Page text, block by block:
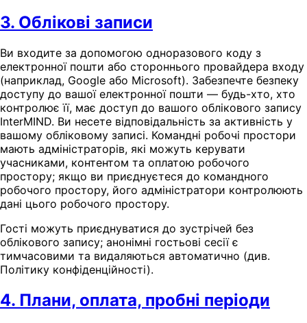
3. Облікові записи
Ви входите за допомогою одноразового коду з
електронної пошти або стороннього провайдера входу
(наприклад, Google або Microsoft). Забезпечте безпеку
доступу до вашої електронної пошти — будь-хто, хто
контролює її, має доступ до вашого облікового запису
InterMIND. Ви несете відповідальність за активність у
вашому обліковому записі. Командні робочі простори
мають адміністраторів, які можуть керувати
учасниками, контентом та оплатою робочого
простору; якщо ви приєднуєтеся до командного
робочого простору, його адміністратори контролюють
дані цього робочого простору.
Гості можуть приєднуватися до зустрічей без
облікового запису; анонімні гостьові сесії є
тимчасовими та видаляються автоматично (див.
Політику конфіденційності).
4. Плани, оплата, пробні періоди